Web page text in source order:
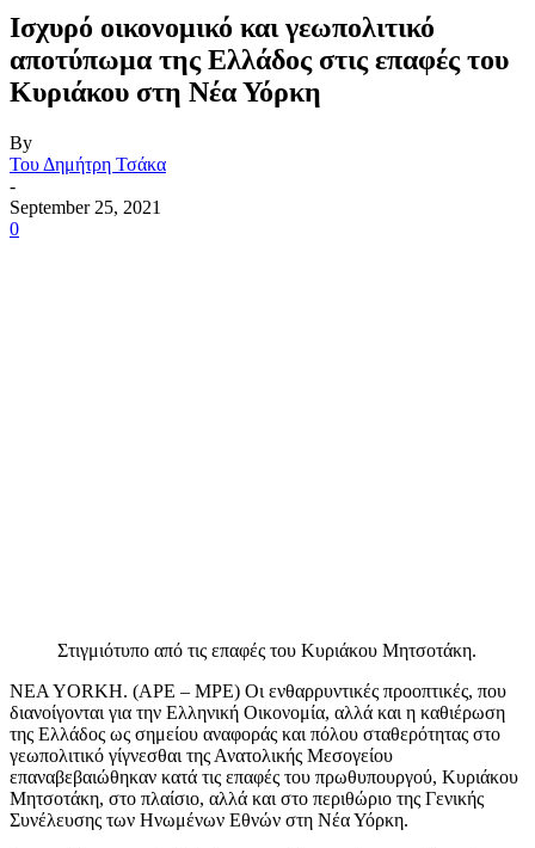
Ισχυρό οικονομικό και γεωπολιτικό
αποτύπωμα της Ελλάδος στις επαφές του
Κυριάκου στη Νέα Υόρκη
By
Του Δημήτρη Τσάκα
-
September 25, 2021
0
Στιγμιότυπο από τις επαφές του Κυριάκου Μητσοτάκη.
NEA YORKH. (APE – MPE) Οι ενθαρρυντικές προοπτικές, που
διανοίγονται για την Ελληνική Οικονομία, αλλά και η καθιέρωση
της Ελλάδος ως σημείου αναφοράς και πόλου σταθερότητας στο
γεωπολιτικό γίγνεσθαι της Ανατολικής Μεσογείου
επαναβεβαιώθηκαν κατά τις επαφές του πρωθυπουργού, Κυριάκου
Μητσοτάκη, στο πλαίσιο, αλλά και στο περιθώριο της Γενικής
Συνέλευσης των Ηνωμένων Εθνών στη Νέα Υόρκη.